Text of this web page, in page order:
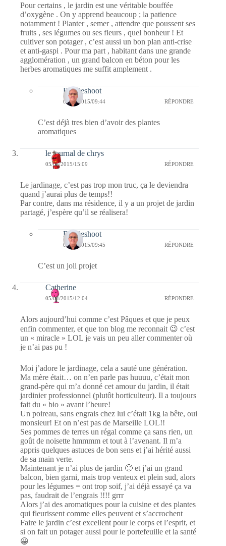
Pour certains , le jardin est une véritable bouffée
d’oxygène . On y apprend beaucoup ; la patience
notamment ! Planter , semer , attendre que poussent ses
fruits , ses légumes ou ses fleurs , quel bonheur ! Et
cultiver son potager , c’est aussi un bon plan anti-crise
et anti-gaspi . Pour ma part , habitant dans une grande
agglomération , un grand balcon en béton pour les
herbes aromatiques me suffit amplement .
Bernieshoot
07/04/2015/09:44 RÉPONDRE
C’est déjà tres bien d’avoir des plantes
aromatiques
le journal de chrys
05/04/2015/15:09 RÉPONDRE
Le jardinage, c’est pas trop mon truc, ça le deviendra
quand j’aurai plus de temps!!
Par contre, dans ma résidence, il y a un projet de jardin
partagé, j’espère qu’il se réalisera!
Bernieshoot
07/04/2015/09:45 RÉPONDRE
C’est un joli projet
Catherine
05/04/2015/12:04 RÉPONDRE
Alors aujourd’hui comme c’est Pâques et que je peux
enfin commenter, et que ton blog me reconnait 😉 c’est
un « miracle » LOL je vais un peu aller commenter où
je n’ai pas pu !
Moi j’adore le jardinage, cela a sauté une génération.
Ma mère était… on n’en parle pas huuuu, c’était mon
grand-père qui m’a donné cet amour du jardin, il était
jardinier professionnel (plutôt horticulteur). Il a toujours
fait du « bio » avant l’heure!
Un poireau, sans engrais chez lui c’était 1kg la bête, oui
monsieur! Et on n’est pas de Marseille LOL!!
Ses pommes de terres un régal comme ça sans rien, un
goût de noisette hmmmm et tout à l’avenant. Il m’a
appris quelques astuces de bon sens et j’ai hérité aussi
de sa main verte.
Maintenant je n’ai plus de jardin 🙁 et j’ai un grand
balcon, bien garni, mais trop venteux et plein sud, alors
pour les légumes = ont trop soif, j’ai déjà essayé ça va
pas, faudrait de l’engrais !!!! grrr
Alors j’ai des aromatiques pour la cuisine et des plantes
qui fleurissent comme elles peuvent et s’accrochent
Faire le jardin c’est excellent pour le corps et l’esprit, et
si on fait un potager aussi pour le portefeuille et la santé
😀